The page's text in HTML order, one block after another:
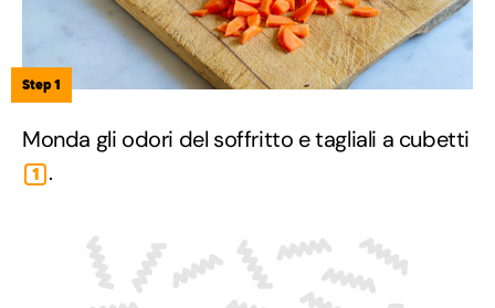
Step 1
Monda gli odori del soffritto e tagliali a cubetti
1 .